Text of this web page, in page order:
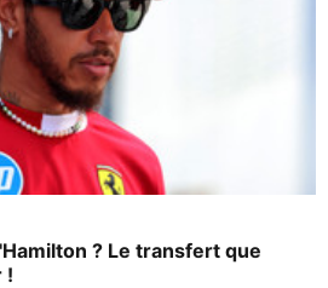
? Le transfert que
!